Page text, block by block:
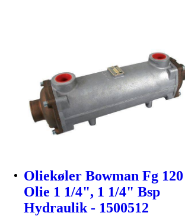
Oliekøler Bowman Fg 120
Olie 1 1/4", 1 1/4" Bsp
Hydraulik - 1500512